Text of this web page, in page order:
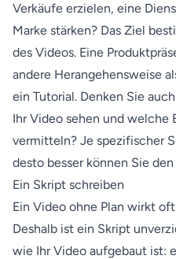
Verkäufe erzielen, eine
Marke stärken? Das Ziel
des Videos. Eine
andere Herangehensweise
ein Tutorial. Denken Sie
Ihr Video sehen und
vermitteln? Je spezifischer
desto besser können Sie
Ein Skript schreiben
Ein Video ohne Plan wirkt
Deshalb ist ein Skript
wie Ihr Video aufgebaut ist: